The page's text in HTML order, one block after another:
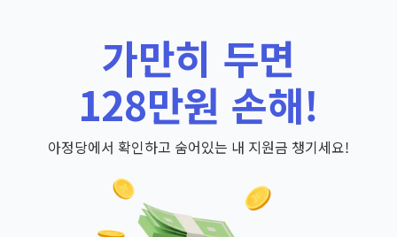
가만히 두면
128만원 손해!
아정당에서 확인하고 숨어있는 내 지원금 챙기세요!